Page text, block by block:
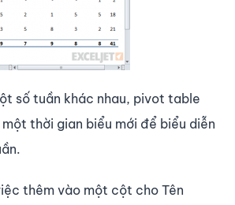
số tuần khác nhau, pivot table
thời gian biểu mới để biểu diễn
thêm vào một cột cho Tên